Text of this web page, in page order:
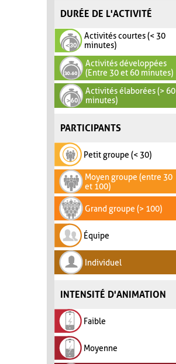
DURÉE DE L'ACTIVITÉ
Activités courtes (< 30
minutes)
Activités développées
(Entre 30 et 60 minutes)
Activités élaborées (> 60
minutes)
PARTICIPANTS
Petit groupe (< 30)
Moyen groupe (entre 30
et 100)
Grand groupe (> 100)
Équipe
Individuel
INTENSITÉ D'ANIMATION
Faible
Moyenne